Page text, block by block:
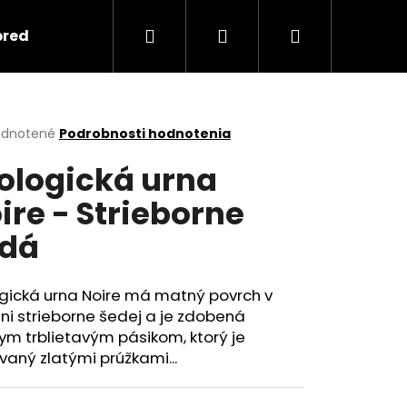
Keramika Ako objednať
Hľadať PrihlásenieNákupný
Podrobnosti hodnotenia
urna
- Strieborne
urna Noire má matný povrch v
strieborne šedej a je zdobená
trblietavým pásikom, ktorý je
zlatými prúžkami...
Nasledujúce